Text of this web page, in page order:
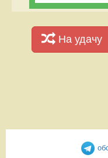
На удачу